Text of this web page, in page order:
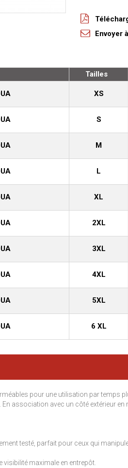
Envoyer
Tailles
XS
S
M
L
XL
2XL
3XL
4XL
5XL
6 XL
pour une utilisation par temps
association avec un côté extérieur
testé, parfait pour ceux qui
maximale en entrepôt.